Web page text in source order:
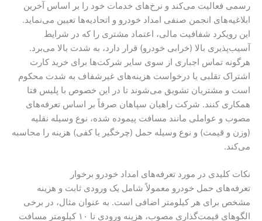
رسمی فعالیت می‌کند و نرخ‌های خدمات خود را بر اساس آخرین
ابلاغیه‌های انجمن صنفی امداد خودرو و اتحادیه‌ها تعیین می‌نماید.
این رویکرد شفافیت مالی، اعتماد مشتری را که در شرایط
آسیب‌پذیری بالا (خرابی خودرو) قرار دارد، به شدت بالا می‌برد.
هرگونه تماس اجباری از سوی سایر شرکت‌ها برای خرید کارت
اشتراک تقلبی یا درخواست هزینه‌های غیرشفاف به شدت محکوم
است و مشتریان تشویق می‌شوند تا در این خصوص با پلیس فتا
همکاری کنند. شرکت راهیان سپاهان صرفاً بر اساس تعرفه‌های
مصوب و عواملی مانند مسافت پیموده شده، نوع وسیله نقلیه
(وزن و قیمت) و نوع وسیله حمل (چرخگیر یا کفی) هزینه را محاسبه
می‌کند.
نکات کلیدی در مورد تعرفه‌های امداد خودرو برخوار
تعرفه‌های حمل خودرو معمولاً شامل یک ورودی ثابت و هزینه
مشخص برای هر کیلومتر اضافی است. به عنوان مثال، در برخی
الگوهای قیمت‌گذاری مصوب، هزینه ورودی تا ۱۰ کیلومتر مسافت